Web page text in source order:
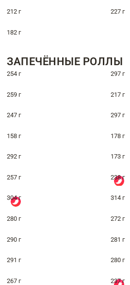
212 г 227 г
182 г
ЗАПЕЧЁННЫЕ РОЛЛЫ
254 г 297 г
259 г 217 г
247 г 297 г
158 г 178 г
292 г 173 г
257 г 238 г
304 г 314 г
280 г 272 г
290 г 281 г
291 г 280 г
267 г 237 г